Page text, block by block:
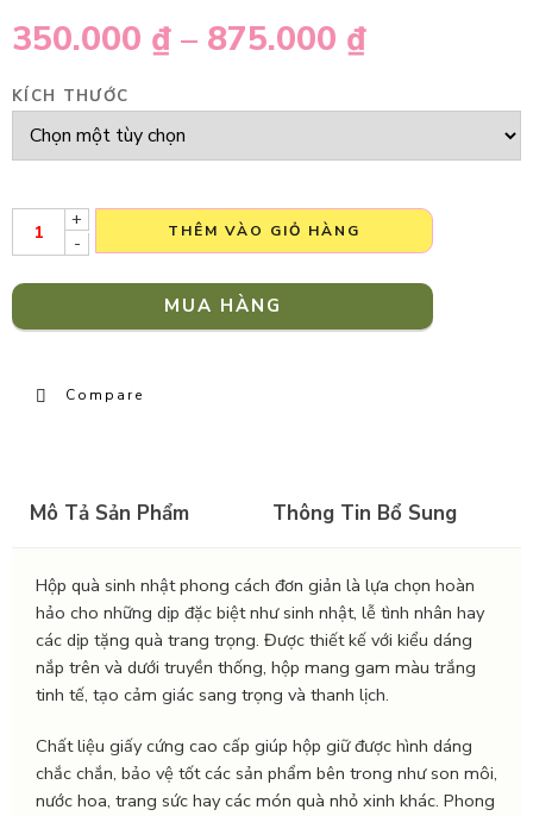
350.000 ₫ – 875.000 ₫
KÍCH THƯỚC
+
-
THÊM VÀO GIỎ HÀNG
MUA HÀNG
Compare
Mô Tả Sản Phẩm Thông Tin Bổ Sung
Hộp quà sinh nhật phong cách đơn giản là lựa chọn hoàn
hảo cho những dịp đặc biệt như sinh nhật, lễ tình nhân hay
các dịp tặng quà trang trọng. Được thiết kế với kiểu dáng
nắp trên và dưới truyền thống, hộp mang gam màu trắng
tinh tế, tạo cảm giác sang trọng và thanh lịch.
Chất liệu giấy cứng cao cấp giúp hộp giữ được hình dáng
chắc chắn, bảo vệ tốt các sản phẩm bên trong như son môi,
nước hoa, trang sức hay các món quà nhỏ xinh khác. Phong